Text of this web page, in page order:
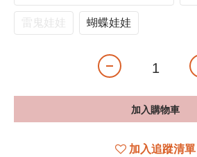
雷鬼娃娃 蝴蝶娃娃
加入購物車
加入追蹤清單